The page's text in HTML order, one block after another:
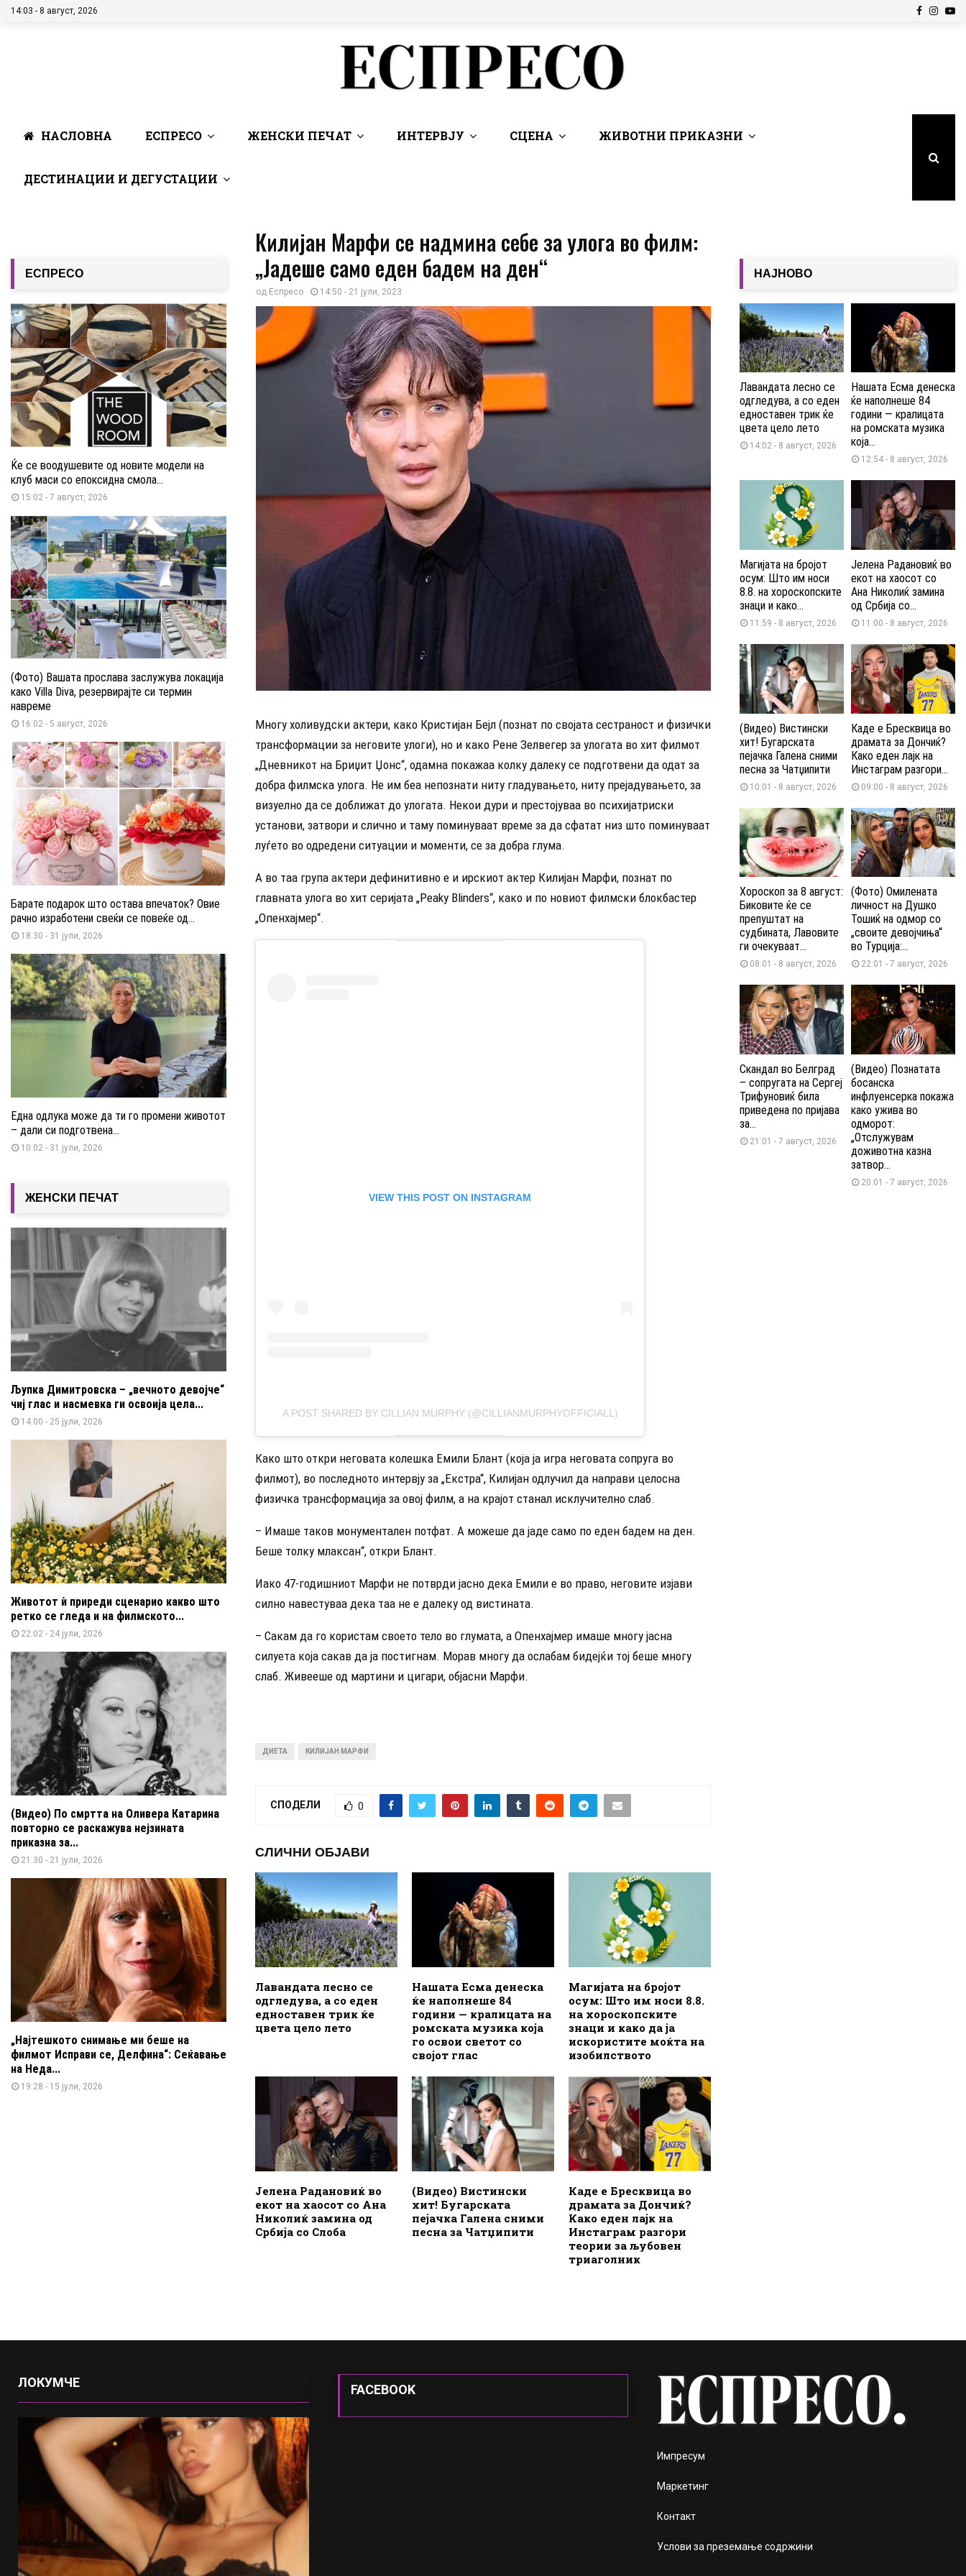
14:03 - 8 август, 2026 Facebook
НАСЛОВНА ЕСПРЕСО ЖЕНСКИ ПЕЧАТ ИНТЕРВЈУ СЦЕНА ЖИВОТНИ ПРИКАЗНИ
ДЕСТИНАЦИИ И ДЕГУСТАЦИИ
Килијан Марфи се надмина себе за улога во филм:
„Јадеше само еден бадем на ден“
од Еспресо 14:50 - 21 јули, 2023
Многу холивудски актери, како Кристијан Бејл (познат по својата сестраност и физички
трансформации за неговите улоги), но и како Рене Зелвегер за улогата во хит филмот
„Дневникот на Бриџит Џонс“, одамна покажаа колку далеку се подготвени да одат за
добра филмска улога. Не им беа непознати ниту гладувањето, ниту прејадувањето, за
визуелно да се доближат до улогата. Некои дури и престојуваа во психијатриски
установи, затвори и слично и таму поминуваат време за да сфатат низ што поминуваат
луѓето во одредени ситуации и моменти, се за добра глума.
А во таа група актери дефинитивно е и ирскиот актер Килијан Марфи, познат по
главната улога во хит серијата „Peaky Blinders“, како и по новиот филмски блокбастер
„Опенхајмер“.
VIEW THIS POST ON INSTAGRAM
A POST SHARED BY CILLIAN MURPHY (@CILLIANMURPHYOFFICIALL)
Како што откри неговата колешка Емили Блант (која ја игра неговата сопруга во
филмот), во последното интервју за „Екстра“, Килијан одлучил да направи целосна
физичка трансформација за овој филм, а на крајот станал исклучително слаб.
– Имаше таков монументален потфат. А можеше да јаде само по еден бадем на ден.
Беше толку млаксан“, откри Блант.
Иако 47-годишниот Марфи не потврди јасно дека Емили е во право, неговите изјави
силно навестуваа дека таа не е далеку од вистината.
– Сакам да го користам своето тело во глумата, а Опенхајмер имаше многу јасна
силуета која сакав да ја постигнам. Морав многу да ослабам бидејќи тој беше многу
слаб. Живееше од мартини и цигари, објасни Марфи.
ДИЕТА КИЛИЈАН МАРФИ
СПОДЕЛИ 0
СЛИЧНИ ОБЈАВИ
Лавандата лесно се
одгледува, а со еден
едноставен трик ќе
цвета цело лето
Нашата Есма денеска
ќе наполнеше 84
години — кралицата на
ромската музика која
го освои светот со
својот глас
Магијата на бројот
осум: Што им носи 8.8.
на хороскопските
знаци и како да ја
искористите моќта на
изобилството
Јелена Радановиќ во
екот на хаосот со Ана
Николиќ замина од
Србија со Слоба
(Видео) Вистински
хит! Бугарската
пејачка Галена сними
песна за Чатџипити
Каде е Бресквица во
драмата за Дончиќ?
Како еден лајк на
Инстаграм разгори
теории за љубовен
триаголник
ЕСПРЕСО
Ќе се воодушевите од новите модели на
клуб маси со епоксидна смола...
15:02 - 7 август, 2026
(Фото) Вашата прослава заслужува локација
како Villa Diva, резервирајте си термин
навреме
16:02 - 5 август, 2026
Барате подарок што остава впечаток? Овие
рачно изработени свеќи се повеќе од...
18:30 - 31 јули, 2026
Една одлука може да ти го промени животот
– дали си подготвена...
10:02 - 31 јули, 2026
ЖЕНСКИ ПЕЧАТ
Љупка Димитровска – „вечното девојче“
чиј глас и насмевка ги освоија цела...
14:00 - 25 јули, 2026
Животот ѝ приреди сценарио какво што
ретко се гледа и на филмското...
22:02 - 24 јули, 2026
(Видео) По смртта на Оливера Катарина
повторно се раскажува нејзината
приказна за...
21:30 - 21 јули, 2026
„Најтешкото снимање ми беше на
филмот Исправи се, Делфина“: Сеќавање
на Неда...
19:28 - 15 јули, 2026
НАЈНОВО
Лавандата лесно се
одгледува, а со еден
едноставен трик ќе
цвета цело лето
14:02 - 8 август, 2026
Нашата Есма денеска
ќе наполнеше 84
години — кралицата
на ромската музика
која...
12:54 - 8 август, 2026
Магијата на бројот
осум: Што им носи
8.8. на хороскопските
знаци и како...
11:59 - 8 август, 2026
Јелена Радановиќ во
екот на хаосот со
Ана Николиќ замина
од Србија со...
11:00 - 8 август, 2026
(Видео) Вистински
хит! Бугарската
пејачка Галена сними
песна за Чатџипити
10:01 - 8 август, 2026
Каде е Бресквица во
драмата за Дончиќ?
Како еден лајк на
Инстаграм разгори...
09:00 - 8 август, 2026
Хороскоп за 8 август:
Биковите ќе се
препуштат на
судбината, Лавовите
ги очекуваат...
08:01 - 8 август, 2026
(Фото) Омилената
личност на Душко
Тошиќ на одмор со
„своите девојчиња“
во Турција:...
22:01 - 7 август, 2026
Скандал во Белград
– сопругата на Сергеј
Трифуновиќ била
приведена по пријава
за...
21:01 - 7 август, 2026
(Видео) Познатата
босанска
инфлуенсерка покажа
како ужива во
одморот:
„Отслужувам
доживотна казна
затвор...
20:01 - 7 август, 2026
ЛОКУМЧЕ FACEBOOK
Импресум
Маркетинг
Контакт
Услови за преземање содржини